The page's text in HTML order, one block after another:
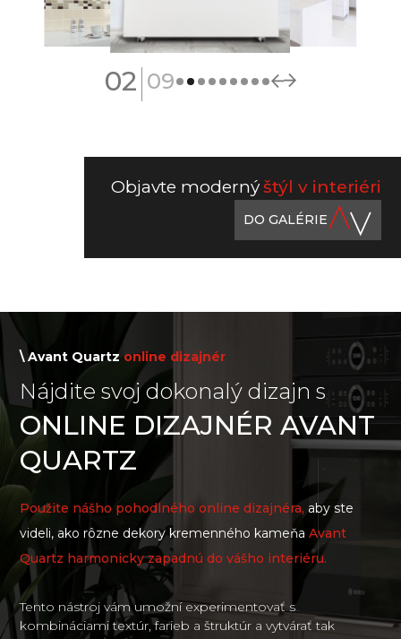
02| 09
Objavte modernýštýl v interiéri
DO GALÉRIE
\ Avant Quartz online dizajnér
Nájdite svoj dokonalý dizajn s
ONLINE DIZAJNÉR AVANT
QUARTZ
Použite nášho pohodlného online dizajnéra,aby ste
videli, ako rôzne dekory kremenného kameňaAvant
Quartz harmonicky zapadnú do vášho interiéru.
Tento nástroj vám umožní experimentovať s
kombináciami textúr, farieb a štruktúr a vytvárať tak